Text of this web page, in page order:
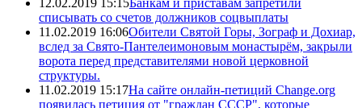
списывать со счетов должников соцвыплаты
11.02.2019 16:06Обители Святой Горы, Зограф и Дохиар,
вслед за Свято-Пантелеимоновым монастырём, закрыли
ворота перед представителями новой церковной
структуры.
11.02.2019 15:17На сайте онлайн-петиций Change.org
появилась петиция от "граждан СССР", которые